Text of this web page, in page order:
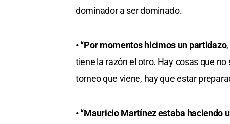
dominador a ser dominado.
• “Por momentos hicimos un partidazo
tiene la razón el otro. Hay cosas que
torneo que viene, hay que estar
• “Mauricio Martínez estaba haciendo